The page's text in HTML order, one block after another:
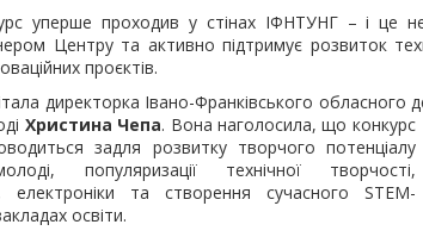
уперше проходив у стінах ІФНТУНГ – і це
Центру та активно підтримує розвиток
проєктів.
директорка Івано-Франківського обласного
Христина Чепа. Вона наголосила, що конкурс
задля розвитку творчого потенціалу
популяризації технічної творчості,
електроніки та створення сучасного STEM-
освіти.